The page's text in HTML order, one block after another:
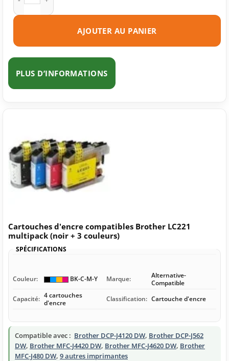
AJOUTER AU PANIER
PLUS D’INFORMATIONS
Cartouches d'encre compatibles Brother LC221
multipack (noir + 3 couleurs)
SPÉCIFICATIONS
Couleur: BK-C-M-Y Marque:
Alternative-
Compatible
Capacité: 4 cartouches
d'encre
Classification: Cartouche d'encre
Compatible avec : Brother DCP-J4120 DW, Brother DCP-J562
DW, Brother MFC-J4420 DW, Brother MFC-J4620 DW, Brother
MFC-J480 DW, 9 autres imprimantes